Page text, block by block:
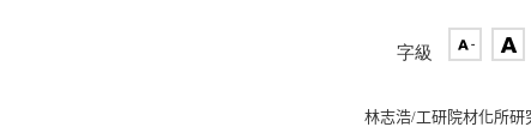
字級
林志浩/工研院材化所研